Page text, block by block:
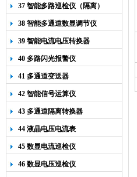
37 智能多路巡检仪（隔离）
38 智能多通道数显调节仪
39 智能电流电压转换器
40 多路闪光报警仪
41 多通道变送器
42 智能信号运算仪
43 多通道隔离转换器
44 液晶电压电流表
45 数显电流巡检仪
46 数显电压巡检仪